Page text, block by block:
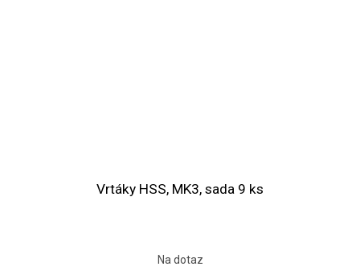
Vrtáky HSS, MK3, sada 9 ks
Na dotaz